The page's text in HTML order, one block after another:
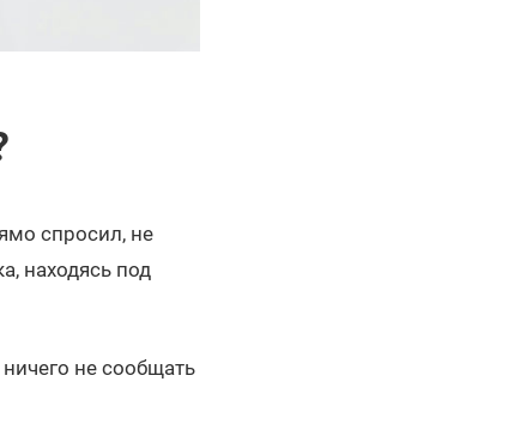
спросил, не
находясь под
не сообщать